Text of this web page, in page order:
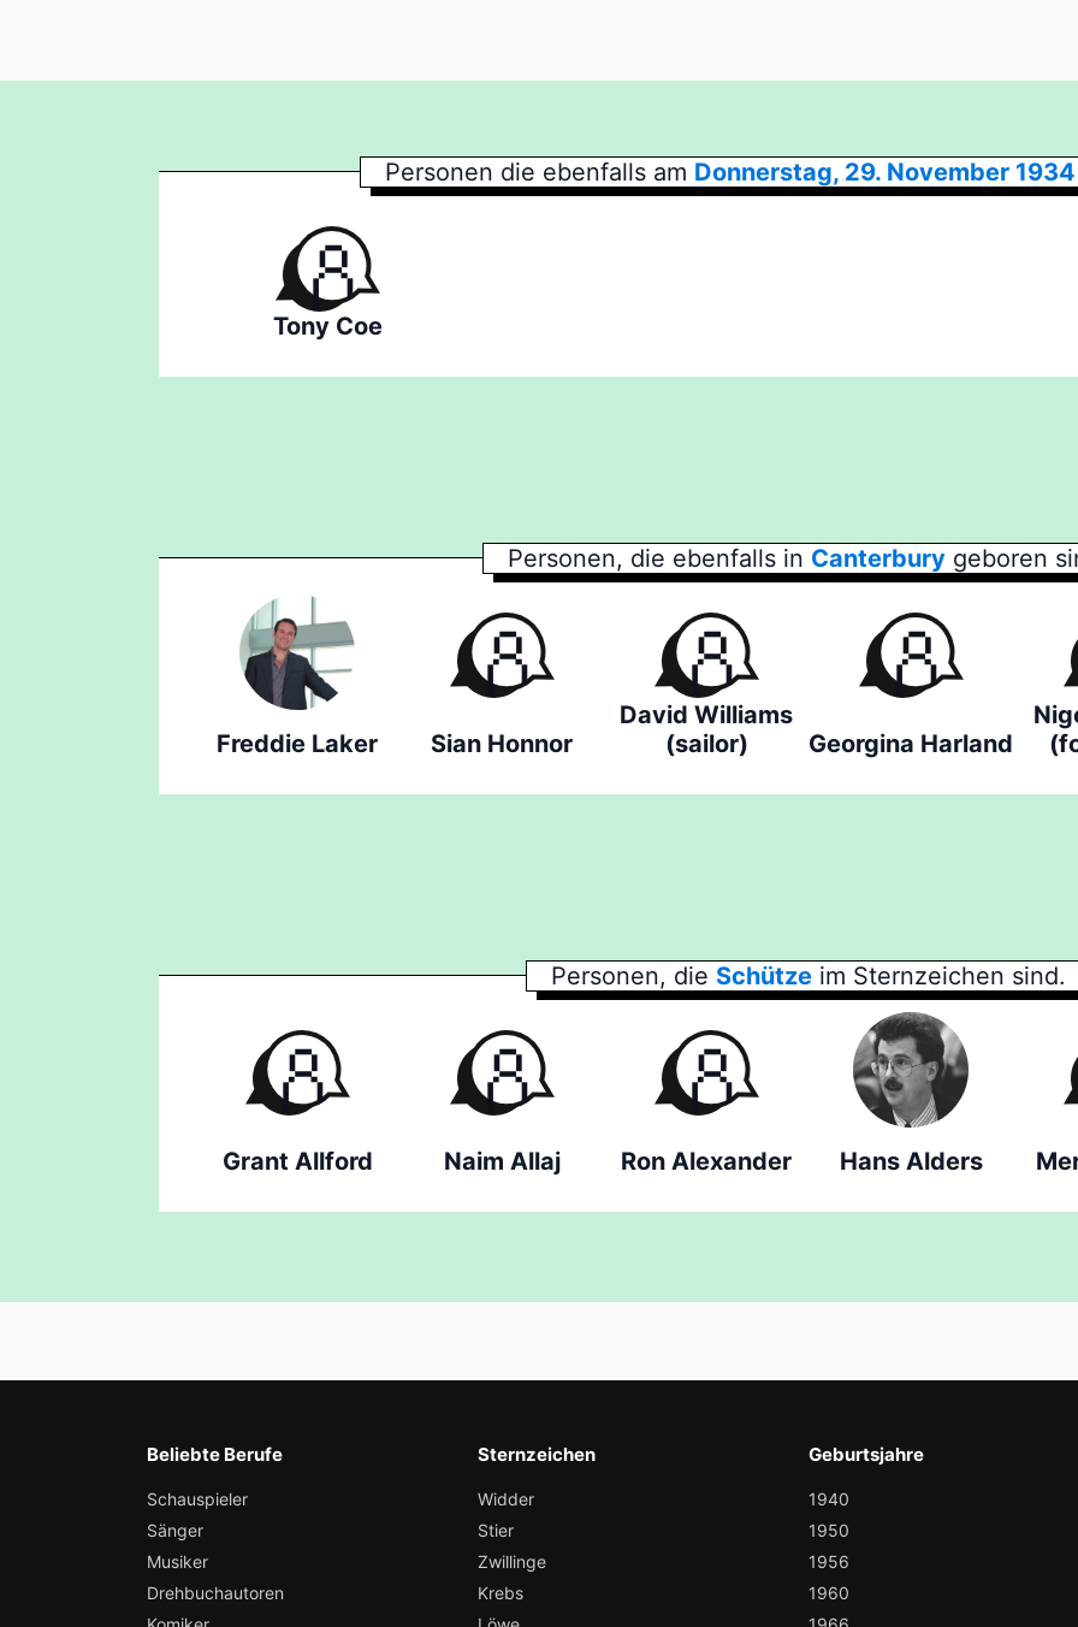
Personen die ebenfalls am Donnerstag, 29. November 1934
Tony Coe
Personen, die ebenfalls in Canterbury geboren
Freddie Laker Sian Honnor
David Williams
(sailor)
Georgina Harland
Personen, die Schütze im Sternzeichen sind.
Grant Allford Naim Allaj Ron Alexander Hans Alders
Beliebte Berufe
Schauspieler
Sänger
Musiker
Drehbuchautoren
Sternzeichen
Widder
Stier
Zwillinge
Krebs
Geburtsjahre
1940
1950
1956
1960